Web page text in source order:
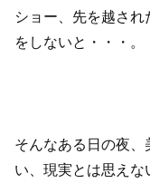
ショー、先を越され
をしないと・・・。
そんなある日の夜
い、現実とは思えな